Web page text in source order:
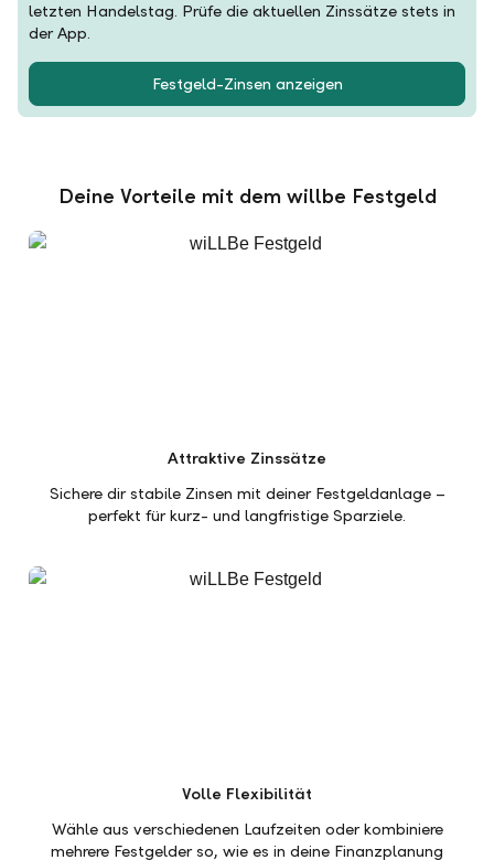
letzten Handelstag. Prüfe die aktuellen Zinssätze stets in
der App.
Festgeld-Zinsen anzeigen
Deine Vorteile mit dem willbe Festgeld
Attraktive Zinssätze
Sichere dir stabile Zinsen mit deiner Festgeldanlage –
perfekt für kurz- und langfristige Sparziele.
Volle Flexibilität
Wähle aus verschiedenen Laufzeiten oder kombiniere
mehrere Festgelder so, wie es in deine Finanzplanung